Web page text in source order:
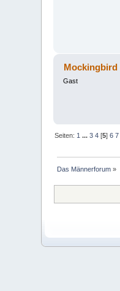
Mockingbird
Gast
Seiten: 1 ...3 4 [5]6 7
Das Männerforum »